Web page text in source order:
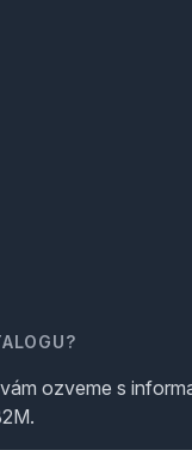
ozveme s